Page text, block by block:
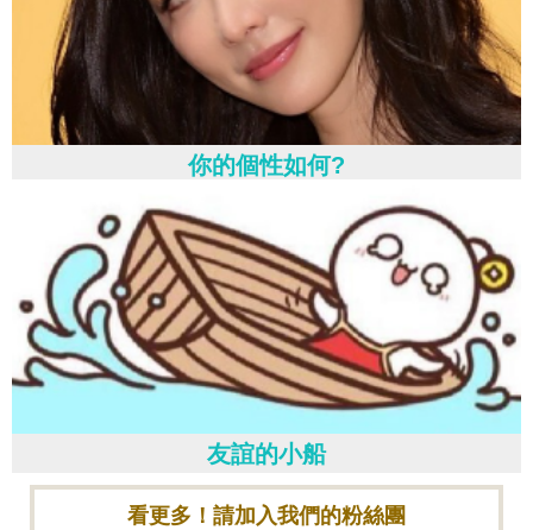
你的個性如何?
友誼的小船
看更多！請加入我們的粉絲團